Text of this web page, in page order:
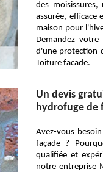
des
assurée, efficace
maison pour
Demandez
d'une protection
Toiture facade.
Un devis
hydrofuge de
Avez-vous
façade ?
qualifiée et
notre entreprise